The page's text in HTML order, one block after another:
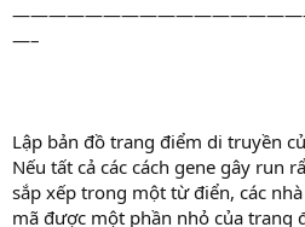
—–
Lập bản đồ trang điểm di truyền
Nếu tất cả các cách gene gây run
sắp xếp trong một từ điển, các
mã được một phần nhỏ của trang